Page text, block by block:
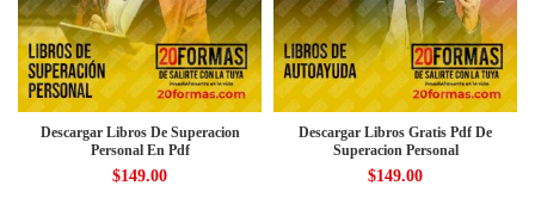
Descargar Libros De Superacion
Personal En Pdf
$149.00
Descargar Libros Gratis Pdf De
Superacion Personal
$149.00